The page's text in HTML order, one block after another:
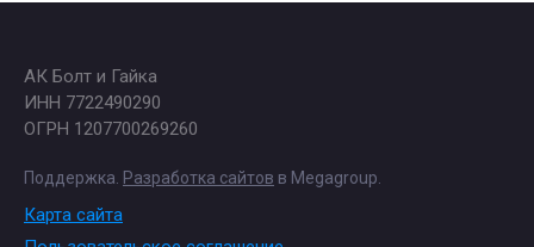
АК Болт и Гайка
ИНН 7722490290
ОГРН 1207700269260
Поддержка. Разработка сайтов в Megagroup.
Карта сайта